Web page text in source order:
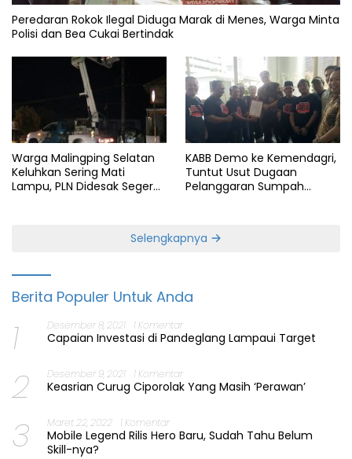
Peredaran Rokok Ilegal Diduga Marak di Menes, Warga Minta
Polisi dan Bea Cukai Bertindak
Warga Malingping Selatan
Keluhkan Sering Mati
Lampu, PLN Didesak Segera
KABB Demo ke Kemendagri,
Tuntut Usut Dugaan
Pelanggaran Sumpah
Selengkapnya
Berita Populer Untuk Anda
1 Desember 8, 2021 1 Komentar
Capaian Investasi di Pandeglang Lampaui Target
2 Desember 9, 2021 1 Komentar
Keasrian Curug Ciporolak Yang Masih ‘Perawan’
3 Maret 22, 2022 1 Komentar
Mobile Legend Rilis Hero Baru, Sudah Tahu Belum
Skill-nya?